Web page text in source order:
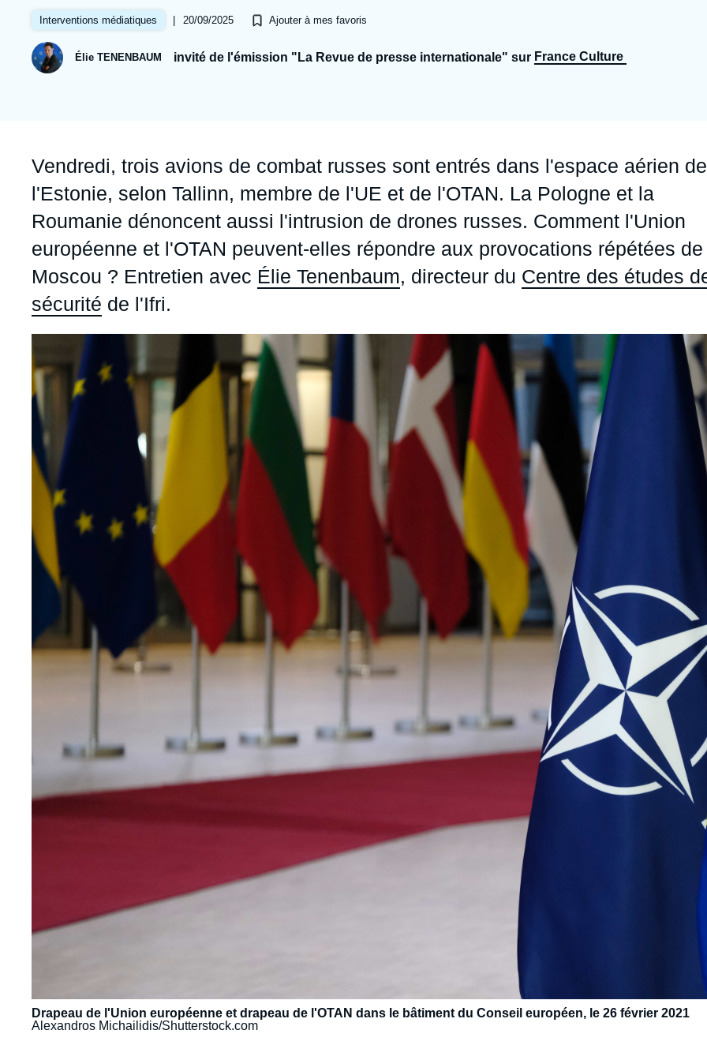
Partenariats et réseaux
Nous soutenir en tant que professionnel
Ramses
Politique étrangère
Intelligence artificielle
Guerre en Ukraine
Europe
Russie - Eurasie
Interventions médiatiques | 20/09/2025 Ajouter à mes favoris
Élie TENENBAUM invité de l'émission "La Revue de presse internationale" sur France Culture
Accroche
Vendredi, trois avions de combat russes sont entrés dans l'espace aérien de
l'Estonie, selon Tallinn, membre de l'UE et de l'OTAN. La Pologne et la
Roumanie dénoncent aussi l'intrusion de drones russes. Comment l'Union
européenne et l'OTAN peuvent-elles répondre aux provocations répétées de
Moscou ? Entretien avec Élie Tenenbaum, directeur du Centre des études
sécurité de l'Ifri.
principale
médiatique
Drapeau de l'Union européenne et drapeau de l'OTAN dans le bâtiment du Conseil européen, le 26 février 2021
Alexandros Michailidis/Shutterstock.com